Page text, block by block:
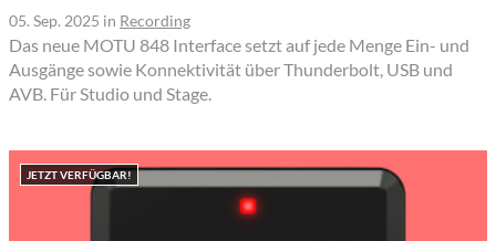
05. Sep. 2025 in Recording
Das neue MOTU 848 Interface setzt auf jede Menge Ein- und
Ausgänge sowie Konnektivität über Thunderbolt, USB und
AVB. Für Studio und Stage.
JETZT VERFÜGBAR!